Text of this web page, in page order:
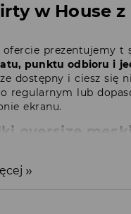
w House
ofercie prezentujemy t
punktu odbioru i
dostępny i ciesz się
regularnym lub
ekranu.
oversize
oversize czarna